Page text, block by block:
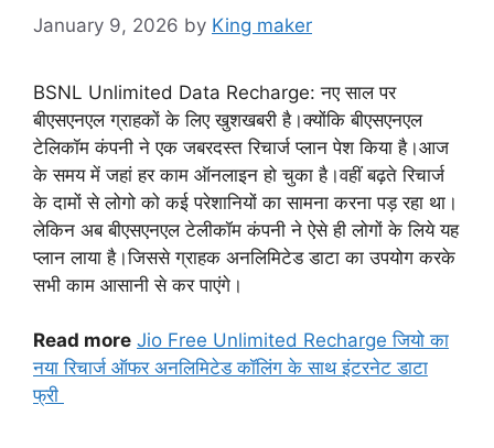
January 9, 2026 by King maker
BSNL Unlimited Data Recharge: नए साल पर
बीएसएनएल ग्राहकों के लिए खुशखबरी है।क्योंकि बीएसएनएल
टेलिकॉम कंपनी ने एक जबरदस्त रिचार्ज प्लान पेश किया है।आज
के समय में जहां हर काम ऑनलाइन हो चुका है।वहीं बढ़ते रिचार्ज
के दामों से लोगो को कई परेशानियों का सामना करना पड़ रहा था।
लेकिन अब बीएसएनएल टेलीकॉम कंपनी ने ऐसे ही लोगों के लिये यह
प्लान लाया है।जिससे ग्राहक अनलिमिटेड डाटा का उपयोग करके
सभी काम आसानी से कर पाएंगे।
Read more Jio Free Unlimited Recharge जियो का
नया रिचार्ज ऑफर अनलिमिटेड कॉलिंग के साथ इंटरनेट डाटा
फ्री